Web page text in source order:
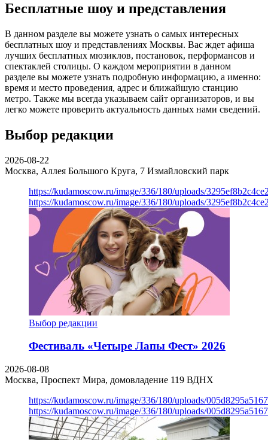
Бесплатные шоу и представления
В данном разделе вы можете узнать о самых интересных
бесплатных шоу и представлениях Москвы. Вас ждет афиша
лучших бесплатных мюзиклов, постановок, перформансов и
спектаклей столицы. О каждом мероприятии в данном
разделе вы можете узнать подробную информацию, а именно:
время и место проведения, адрес и ближайшую станцию
метро. Также мы всегда указываем сайт организаторов, и вы
легко можете проверить актуальность данных нами сведений.
Выбор редакции
2026-08-22
Москва, Аллея Большого Круга, 7 Измайловский парк
https://kudamoscow.ru/image/336/180/uploads/
https://kudamoscow.ru/image/336/180/uploads/
Выбор редакции
Фестиваль «Четыре Лапы Фест» 2026
2026-08-08
Москва, Проспект Мира, домовладение 119 ВДНХ
https://kudamoscow.ru/image/336/180/uploads/
https://kudamoscow.ru/image/336/180/uploads/